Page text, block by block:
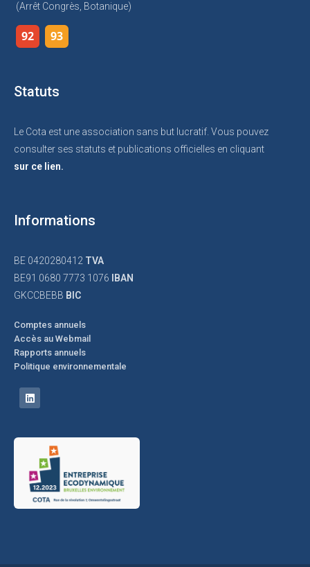
(arrêt Congrès, Botanique)
92 93
Statuts
Le Cota est une association sans but lucratif. Vous pouvez
consulter ses statuts et publications officielles en cliquant
sur ce lien.
Informations
BE 0420280412 TVA
BE91 0680 7773 1076
IBAN
GKCCBEBB BIC
Comptes annuels
Accès au Webmail
Rapports annuels
Politique environnementale